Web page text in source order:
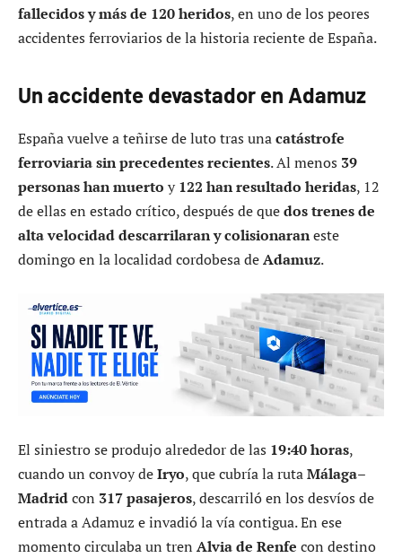
fallecidos y más de 120 heridos, en uno de los peores
accidentes ferroviarios de la historia reciente de España.
Un accidente devastador en Adamuz
España vuelve a teñirse de luto tras unacatástrofe
ferroviaria sin precedentes recientes. Al menos 39
personas han muerto y122 han resultado heridas, 12
de ellas en estado crítico, después de quedos trenes de
alta velocidad descarrilaran y colisionaraneste
domingo en la localidad cordobesa deAdamuz.
El siniestro se produjo alrededor de las 19:40 horas,
cuando un convoy deIryo, que cubría la rutaMálaga–
Madridcon 317 pasajeros, descarriló en los desvíos de
entrada a Adamuz e invadió la vía contigua. En ese
momento circulaba un tren Alvia de Renfe con destino